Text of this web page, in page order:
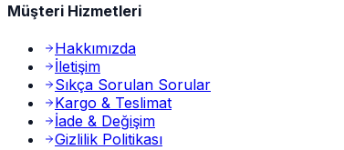
Müşteri Hizmetleri
Hakkımızda
İletişim
Sıkça Sorulan Sorular
Kargo & Teslimat
İade & Değişim
Gizlilik Politikası